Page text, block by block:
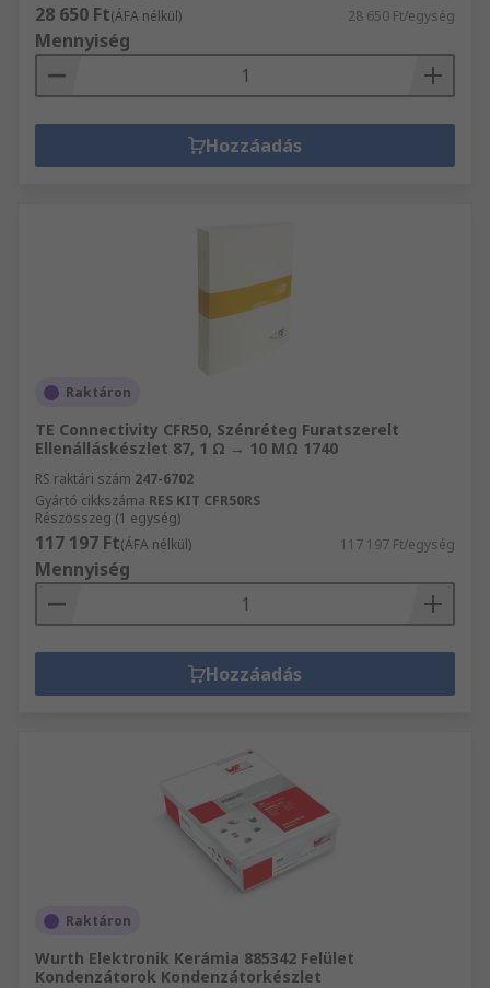
28 650 Ft(ÁFA nélkül) 28 650 Ft/egység
Mennyiség
Hozzáadás
Raktáron
TE Connectivity CFR50, Szénréteg Furatszerelt
Ellenálláskészlet 87, 1 Ω → 10 MΩ 1740
RS raktári szám 247-6702
Gyártó cikkszáma RES KIT CFR50RS
Részösszeg (1 egység)
117 197 Ft(ÁFA nélkül) 117 197 Ft/egység
Mennyiség
Hozzáadás
Raktáron
Wurth Elektronik Kerámia 885342 Felület
Kondenzátorok Kondenzátorkészlet